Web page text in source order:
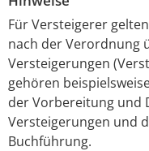
Für Versteigerer
nach der Verordnung
Versteigerungen
gehören
der Vorbereitung und
Versteigerungen und
Buchführung.